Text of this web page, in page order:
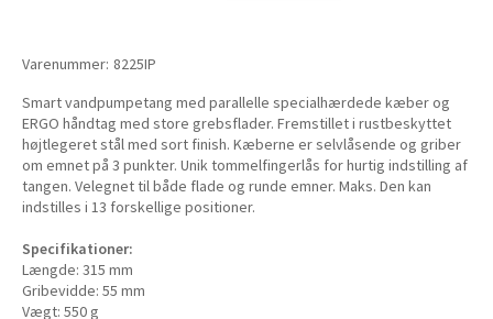
Varenummer: 8225IP
Smart vandpumpetang med parallelle specialhærdede kæber og
ERGO håndtag med store grebsflader. Fremstillet i rustbeskyttet
højtlegeret stål med sort finish. Kæberne er selvlåsende og griber
om emnet på 3 punkter. Unik tommelfingerlås for hurtig indstilling af
tangen. Velegnet til både flade og runde emner. Maks. Den kan
indstilles i 13 forskellige positioner.
Specifikationer:
Længde: 315 mm
Gribevidde: 55 mm
Vægt: 550 g